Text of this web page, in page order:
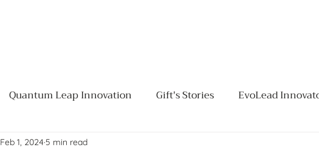
Quantum Leap Innovation Gift's Stories EvoLead
Feb 1, 2024 5 min read